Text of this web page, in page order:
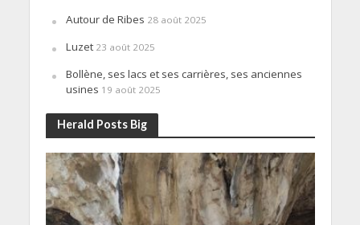
Autour de Ribes 28 août 2025
Luzet 23 août 2025
Bollène, ses lacs et ses carrières, ses anciennes
usines 19 août 2025
Herald Posts Big